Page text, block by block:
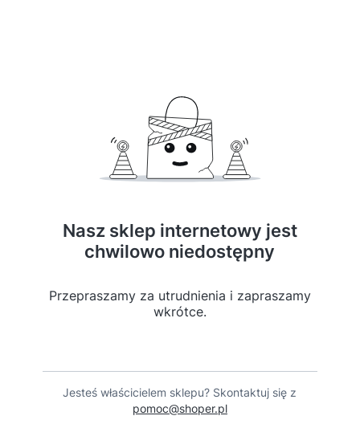
Nasz sklep internetowy jest
chwilowo niedostępny
Przepraszamy za utrudnienia i zapraszamy
wkrótce.
Jesteś właścicielem sklepu? Skontaktuj się z
pomoc@shoper.pl